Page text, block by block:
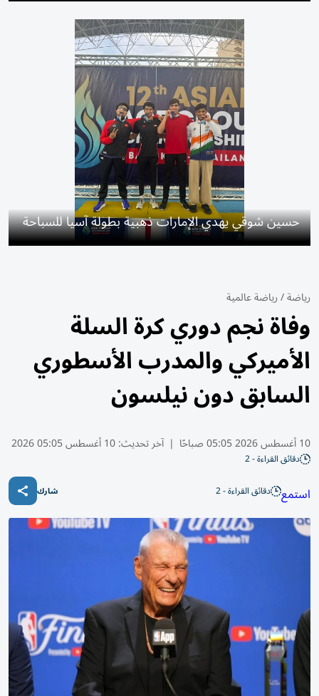
حسين شوقي يهدي الإمارات ذهبية بطولة آسيا للسباحة
رياضة/رياضة عالمية
وفاة نجم دوري كرة السلة
الأميركي والمدرب الأسطوري
السابق دون نيلسون
10 أغسطس 2026 05:05 صباحًا | آخر تحديث:10 أغسطس 05:05 2026
دقائق القراءة - 2
استمع دقائق القراءة - 2 شارك